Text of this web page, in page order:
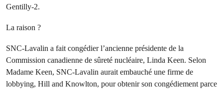
Gentilly-2.
La raison ?
SNC-Lavalin a fait congédier l’ancienne présidente de la
Commission canadienne de sûreté nucléaire, Linda Keen. Selon
Madame Keen, SNC-Lavalin aurait embauché une firme de
lobbying, Hill and Knowlton, pour obtenir son congédiement parce